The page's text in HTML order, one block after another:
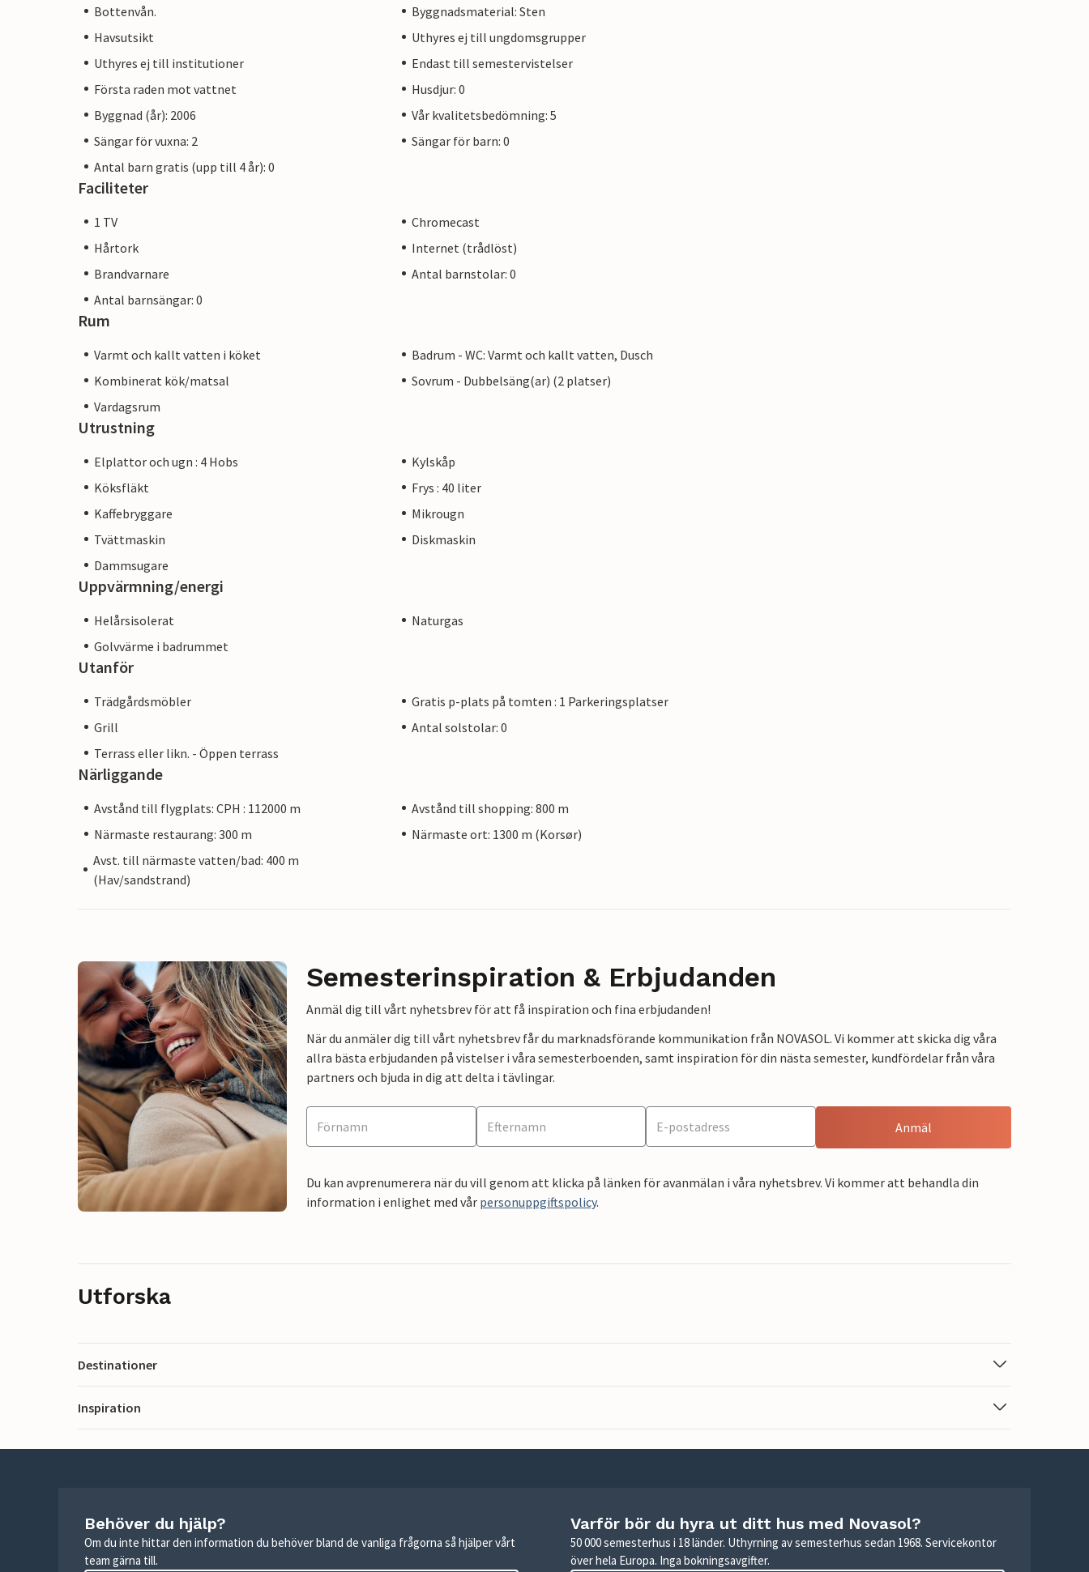
Bottenvån.
Byggnadsmaterial: Sten
Havsutsikt
Uthyres ej till ungdomsgrupper
Uthyres ej till institutioner
Endast till semestervistelser
Första raden mot vattnet
Husdjur: 0
Byggnad (år): 2006
Vår kvalitetsbedömning: 5
Sängar för vuxna: 2
Sängar för barn: 0
Antal barn gratis (upp till 4 år): 0
Faciliteter
1 TV
Chromecast
Hårtork
Internet (trådlöst)
Brandvarnare
Antal barnstolar: 0
Antal barnsängar: 0
Rum
Varmt och kallt vatten i köket
Badrum - WC: Varmt och kallt vatten, Dusch
Kombinerat kök/matsal
Sovrum - Dubbelsäng(ar) (2 platser)
Vardagsrum
Utrustning
Elplattor och ugn : 4 Hobs
Kylskåp
Köksfläkt
Frys : 40 liter
Kaffebryggare
Mikrougn
Tvättmaskin
Diskmaskin
Dammsugare
Uppvärmning/energi
Helårsisolerat
Naturgas
Golvvärme i badrummet
Utanför
Trädgårdsmöbler
Gratis p-plats på tomten : 1 Parkeringsplatser
Grill
Antal solstolar: 0
Terrass eller likn. - Öppen terrass
Närliggande
Avstånd till flygplats: CPH : 112000 m
Avstånd till shopping: 800 m
Närmaste restaurang: 300 m
Närmaste ort: 1300 m (Korsør)
Avst. till närmaste vatten/bad: 400 m
(Hav/sandstrand)
Semesterinspiration & Erbjudanden
Anmäl dig till vårt nyhetsbrev för att få inspiration och fina erbjudanden!
När du anmäler dig till vårt nyhetsbrev får du marknadsförande kommunikation från NOVASOL. Vi kommer att skicka dig våra
allra bästa erbjudanden på vistelser i våra semesterboenden, samt inspiration för din nästa semester, kundfördelar från våra
partners och bjuda in dig att delta i tävlingar.
Anmäl
Du kan avprenumerera när du vill genom att klicka på länken för avanmälan i våra nyhetsbrev. Vi kommer att behandla din
information i enlighet med vår personuppgiftspolicy.
Utforska
Destinationer
Inspiration
Behöver du hjälp?
Om du inte hittar den information du behöver bland de vanliga frågorna så hjälper vårt
team gärna till.
Varför bör du hyra ut ditt hus med Novasol?
50 000 semesterhus i 18 länder. Uthyrning av semesterhus sedan 1968. Servicekontor
över hela Europa. Inga bokningsavgifter.